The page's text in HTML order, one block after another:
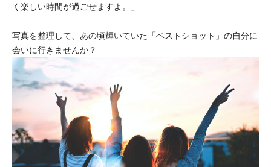
く楽しい時間が過ごせますよ。」
写真を整理して、あの頃輝いていた「ベストショット」の自分に
会いに行きませんか？